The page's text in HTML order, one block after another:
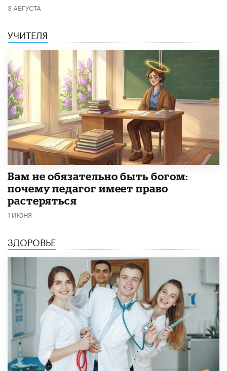
3 АВГУСТА
УЧИТЕЛЯ
​Вам не обязательно быть богом:
почему педагог имеет право
растеряться
1 ИЮНЯ
ЗДОРОВЬЕ